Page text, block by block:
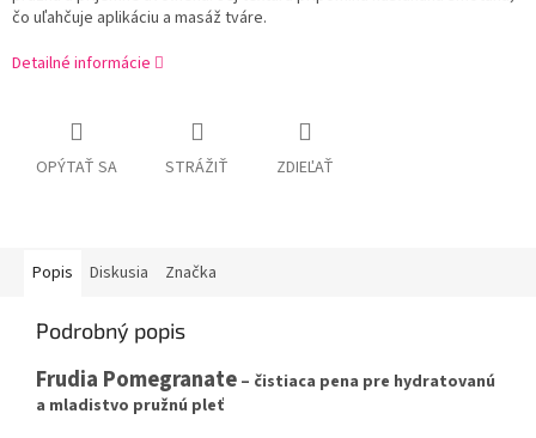
čo uľahčuje aplikáciu a masáž tváre.
Detailné informácie
OPÝTAŤ SA STRÁŽIŤ ZDIEĽAŤ
Popis Diskusia Značka
Podrobný popis
Frudia Pomegranate – čistiaca pena pre hydratovanú
a mladistvo pružnú pleť